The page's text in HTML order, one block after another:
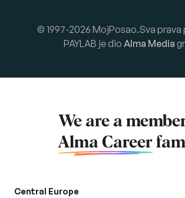
© 1997-2026 MojPosao.Sva prava
PAYLAB je dio Alma Media
We are a
Alma Career
Central Europe